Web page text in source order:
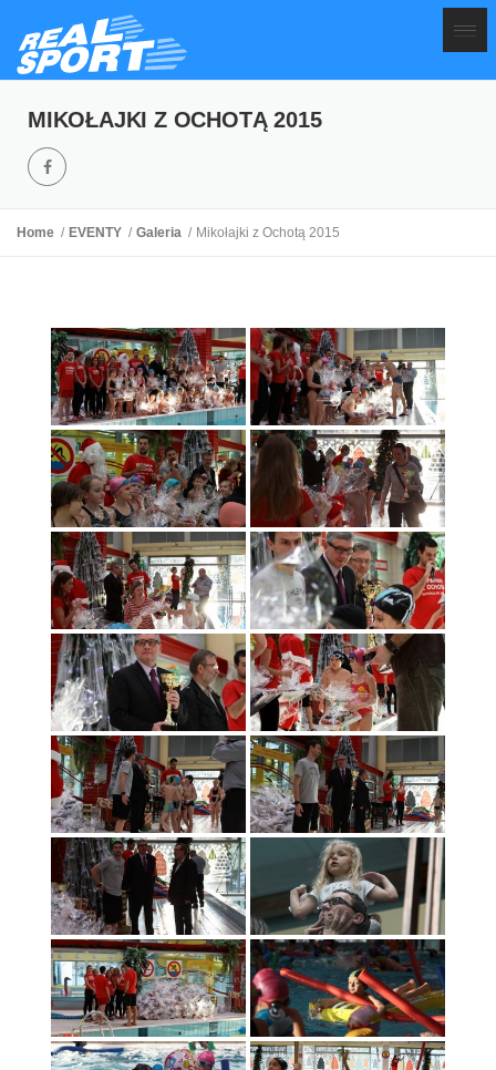
MIKOŁAJKI Z OCHOTĄ 2015
Home EVENTY Galeria Mikołajki z Ochotą 2015